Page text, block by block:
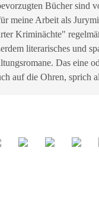
Bücher sind
meine Arbeit als
Kriminächte"
literarisches und
Das eine
auf die Ohren, sprich